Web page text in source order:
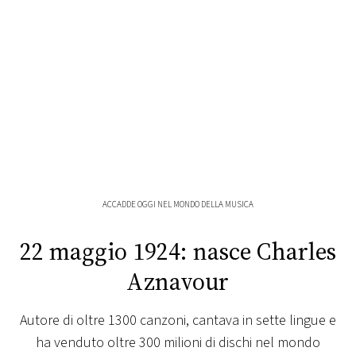
PRINCIPATO
RMC
ACCADDE OGGI NEL MONDO DELLA MUSICA
22 maggio 1924: nasce Charles
Aznavour
Autore di oltre 1300 canzoni, cantava in sette lingue e
ha venduto oltre 300 milioni di dischi nel mondo